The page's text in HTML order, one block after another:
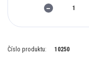
Číslo produktu: 10250